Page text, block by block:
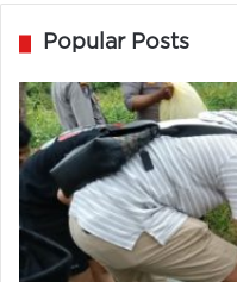
Popular Posts